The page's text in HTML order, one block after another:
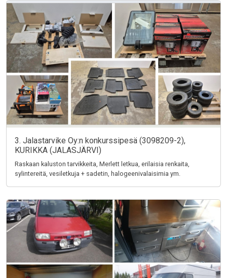
3. Jalastarvike Oy:n konkurssipesä (3098209-2),
KURIKKA (JALASJÄRVI)
Raskaan kaluston tarvikkeita, Merlett letkua, erilaisia renkaita,
sylintereitä, vesiletkuja + sadetin, halogeenivalaisimia ym.